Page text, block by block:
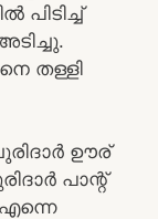
പിടിച്ച്
തള്ളി
ഊര്
പാന്റ്